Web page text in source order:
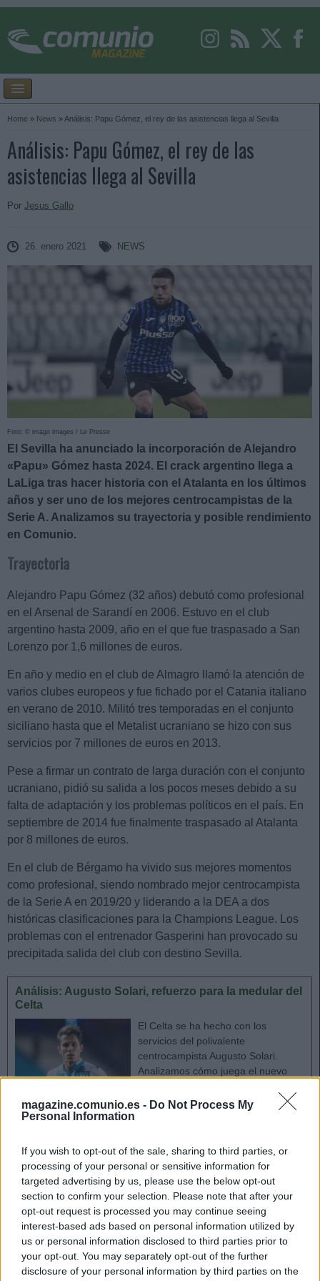
magazine.comunio.es - Do Not Process My
Personal Information
If you wish to opt-out of the sale, sharing to third parties, or
processing of your personal or sensitive information for
targeted advertising by us, please use the below opt-out
section to confirm your selection. Please note that after your
opt-out request is processed you may continue seeing
interest-based ads based on personal information utilized by
us or personal information disclosed to third parties prior to
your opt-out. You may separately opt-out of the further
disclosure of your personal information by third parties on the
Home » News » Análisis: Papu Gómez, el rey de las asistencias llega al Sevilla
Análisis: Papu Gómez, el rey de las
asistencias llega al Sevilla
Por Jesus Gallo
26. enero 2021 NEWS
Foto: © imago images / Le Presse
El Sevilla ha anunciado la incorporación de Alejandro
«Papu» Gómez hasta 2024. El crack argentino llega a
LaLiga tras hacer historia con el Atalanta en los últimos
años y ser uno de los mejores centrocampistas de la
Serie A. Analizamos su trayectoria y posible rendimiento
en Comunio.
Trayectoria
Alejandro Papu Gómez (32 años) debutó como profesional
en el Arsenal de Sarandí en 2006. Estuvo en el club
argentino hasta 2009, año en el que fue traspasado a San
Lorenzo por 1,6 millones de euros.
En año y medio en el club de Almagro llamó la atención de
varios clubes europeos y fue fichado por el Catania italiano
en verano de 2010. Militó tres temporadas en el conjunto
siciliano hasta que el Metalist ucraniano se hizo con sus
servicios por 7 millones de euros en 2013.
Pese a firmar un contrato de larga duración con el conjunto
ucraniano, pidió su salida a los pocos meses debido a su
falta de adaptación y los problemas políticos en el país. En
septiembre de 2014 fue finalmente traspasado al Atalanta
por 8 millones de euros.
En el club de Bérgamo ha vivido sus mejores momentos
como profesional, siendo nombrado mejor centrocampista
de la Serie A en 2019/20 y liderando a la DEA a dos
históricas clasificaciones para la Champions League. Los
problemas con el entrenador Gasperini han provocado su
precipitada salida del club con destino Sevilla.
Análisis: Augusto Solari, refuerzo para la medular del
Celta
El Celta se ha hecho con los
servicios del polivalente
centrocampista Augusto Solari.
Analizamos cómo juega el nuevo
rendimiento en Comunio.
Posición y estilo de juego
Papu Gómez es el típico mediapunta argentino, una especie
en peligro de extinción. Tiene una gran visión de juego y
último pase, pero no sólo eso, también es un gran
regateador y cada temporada acaba con una media
goleadora bastante aceptable.